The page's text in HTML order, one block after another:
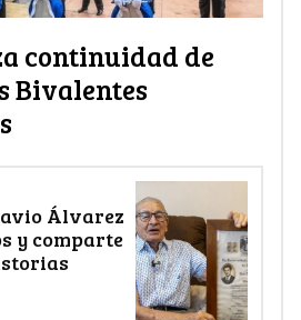
continuidad de
Bivalentes
Álvarez
y comparte